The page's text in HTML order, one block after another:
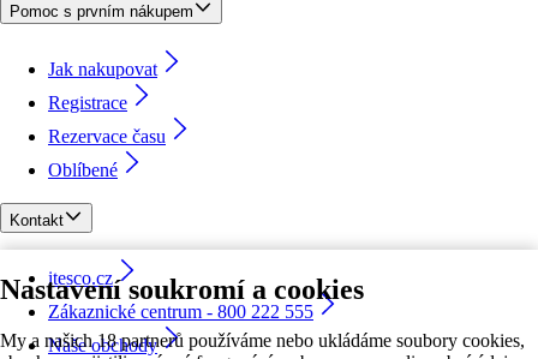
Nastavení soukromí a cookies
My a našich 18 partnerů používáme nebo ukládáme soubory cookies,
Pomoc s prvním nákupem
Jak nakupovat
Registrace
Rezervace času
Oblíbené
Kontakt
itesco.cz
Zákaznické centrum - 800 222 555
Naše obchody